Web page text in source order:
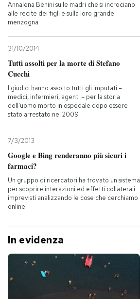
Annalena Benini sulle madri che si incrociano
alle recite dei figli e sulla loro grande
menzogna
31/10/2014
Tutti assolti per la morte di Stefano
Cucchi
I giudici hanno assolto tutti gli imputati –
medici, infermieri, agenti – per la storia
dell'uomo morto in ospedale dopo essere
stato arrestato nel 2009
7/3/2013
Google e Bing renderanno più sicuri i
farmaci?
Un gruppo di ricercatori ha trovato un sistema
per scoprire interazioni ed effetti collaterali
imprevisti analizzando le cose che cerchiamo
online
In evidenza